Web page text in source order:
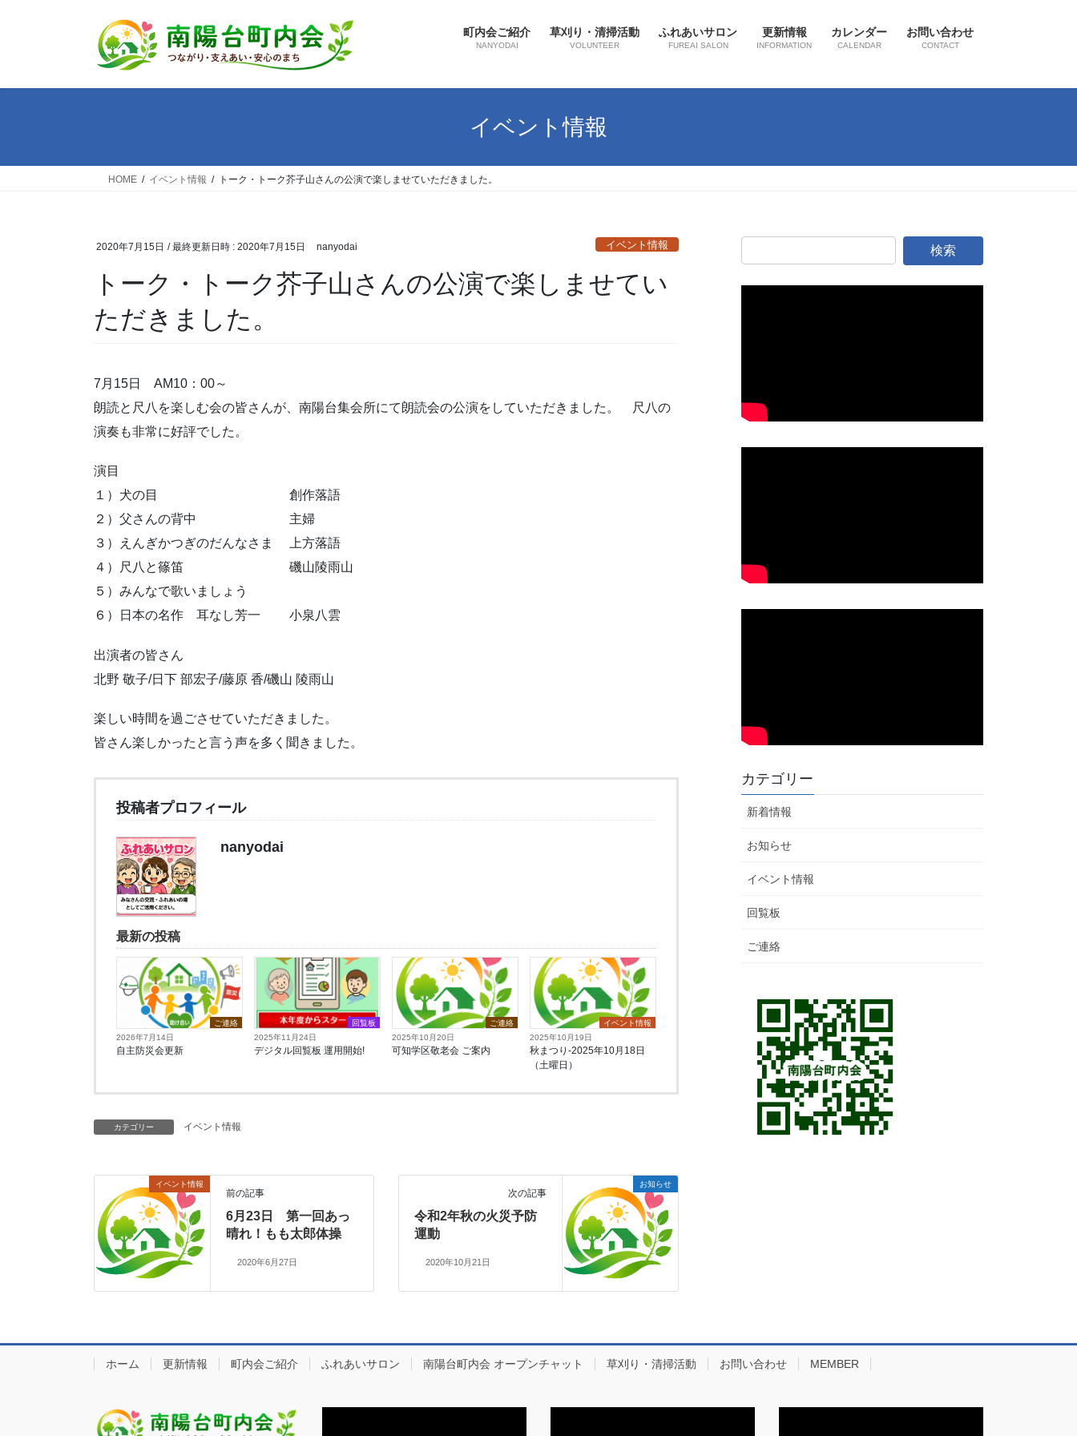
ツ
シ
町内会ご紹介
NANYODAI
草刈り・清掃活動
VOLUNTEER
ふれあいサロン
FUREAI SALON
更新情報
INFORMATION
カレンダー
CALENDAR
お問い合わせ
CONTACT
イベント情報
HOME イベント情報 トーク・トーク芥子山さんの公演で楽しませていただきました。
2020年7月15日 / 最終更新日時 : 2020年7月15日 nanyodai イベント情報
トーク・トーク芥子山さんの公演で楽しませてい
ただきました。
7月15日 AM10：00～
朗読と尺八を楽しむ会の皆さんが、南陽台集会所にて朗読会の公演をしていただきました。 尺八の
演奏も非常に好評でした。
演目
１）犬の目 創作落語
２）父さんの背中 主婦
３）えんぎかつぎのだんなさま 上方落語
４）尺八と篠笛 磯山陵雨山
５）みんなで歌いましょう
６）日本の名作 耳なし芳一 小泉八雲
出演者の皆さん
北野 敬子/日下 部宏子/藤原 香/磯山 陵雨山
楽しい時間を過ごさせていただきました。
皆さん楽しかったと言う声を多く聞きました。
投稿者プロフィール
nanyodai
最新の投稿
ご連絡
2026年7月14日
自主防災会更新
回覧板
2025年11月24日
デジタル回覧板 運用開始!
ご連絡
2025年10月20日
可知学区敬老会 ご案内
イベント情報
2025年10月19日
秋まつり-2025年10月18日
（土曜日）
カテゴリー イベント情報
イベント情報
前の記事
6月23日 第一回あっ
晴れ！もも太郎体操
2020年6月27日
お知らせ
次の記事
令和2年秋の火災予防
運動
2020年10月21日
カテゴリー
新着情報
お知らせ
イベント情報
回覧板
ご連絡
ホーム 更新情報 町内会ご紹介 ふれあいサロン 南陽台町内会 オープンチャット 草刈り・清掃活動 お問い合わせ MEMBER